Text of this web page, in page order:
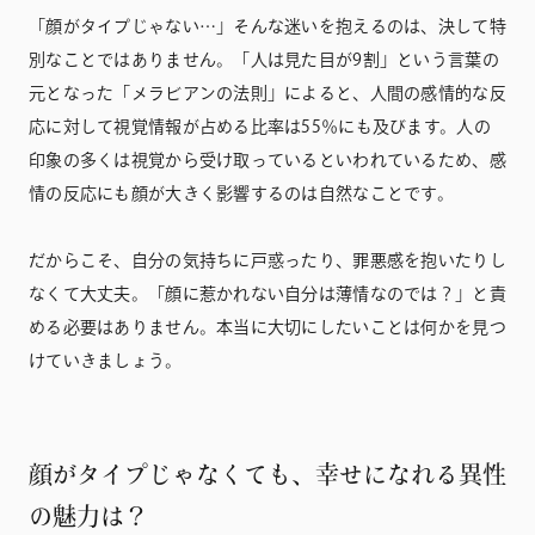
「顔がタイプじゃない…」そんな迷いを抱えるのは、決して特
別なことではありません。「人は見た目が9割」という言葉の
元となった「メラビアンの法則」によると、人間の感情的な反
応に対して視覚情報が占める比率は55％にも及びます。人の
印象の多くは視覚から受け取っているといわれているため、感
情の反応にも顔が大きく影響するのは自然なことです。
だからこそ、自分の気持ちに戸惑ったり、罪悪感を抱いたりし
なくて大丈夫。「顔に惹かれない自分は薄情なのでは？」と責
める必要はありません。本当に大切にしたいことは何かを見つ
けていきましょう。
顔がタイプじゃなくても、幸せになれる異性
の魅力は？